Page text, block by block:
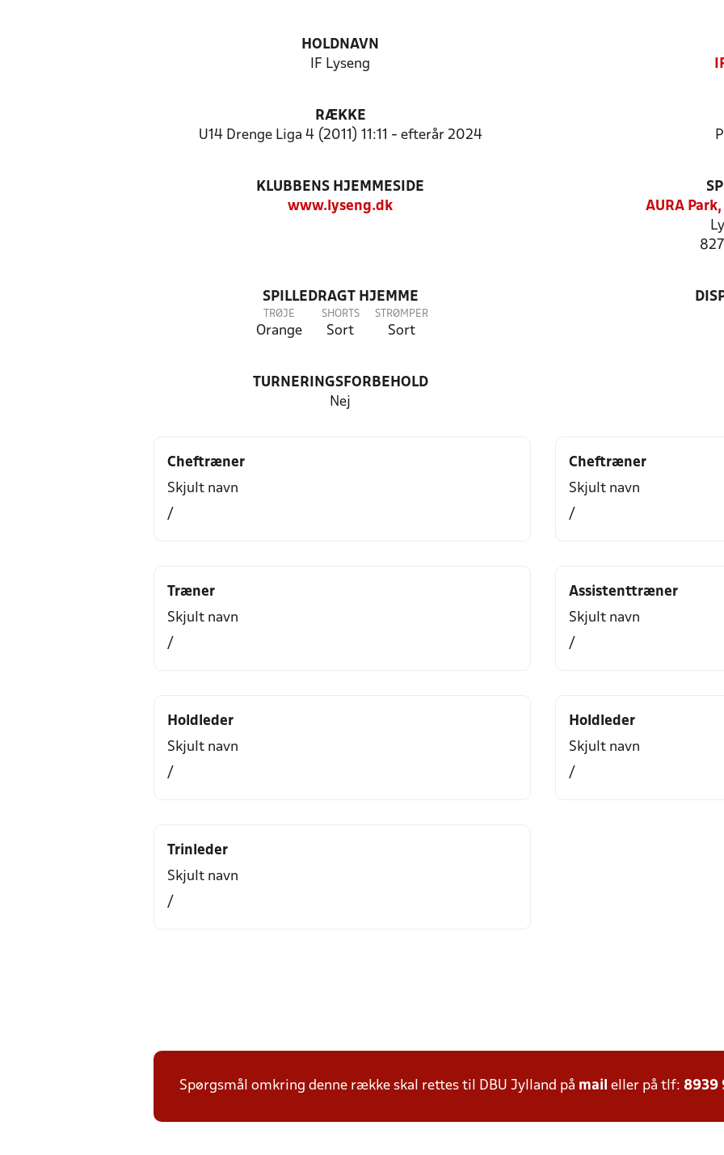
HOLDNAVN
IF Lyseng
RÆKKE
U14 Drenge Liga 4 (2011) 11:11 - efterår 2024
KLUBBENS HJEMMESIDE
www.lyseng.dk
AURA
SPILLEDRAGT HJEMME
TRØJE
Orange
SHORTS
Sort
STRØMPER
Sort
TURNERINGSFORBEHOLD
Nej
Cheftræner
Skjult navn
/
Cheftræner
Skjult navn
/
Træner
Skjult navn
/
Assistenttræner
Skjult navn
/
Holdleder
Skjult navn
/
Holdleder
Skjult navn
/
Trinleder
Skjult navn
/
Spørgsmål omkring denne række skal rettes til DBU Jylland på mail eller på tlf: 8939